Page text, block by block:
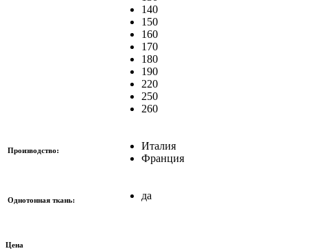
140
150
160
170
180
190
220
250
260
Производство:
Италия
Франция
Однотонная ткань: да
Цена